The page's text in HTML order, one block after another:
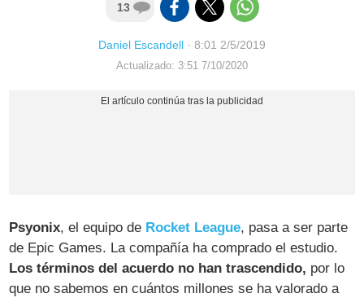
13
Daniel Escandell · 8:01 2/5/2019
Actualizado: 3:51 7/10/2020
Psyonix, el equipo de Rocket League, pasa a ser parte
de Epic Games. La compañía ha comprado el estudio.
Los términos del acuerdo no han trascendido, por lo
que no sabemos en cuántos millones se ha valorado a